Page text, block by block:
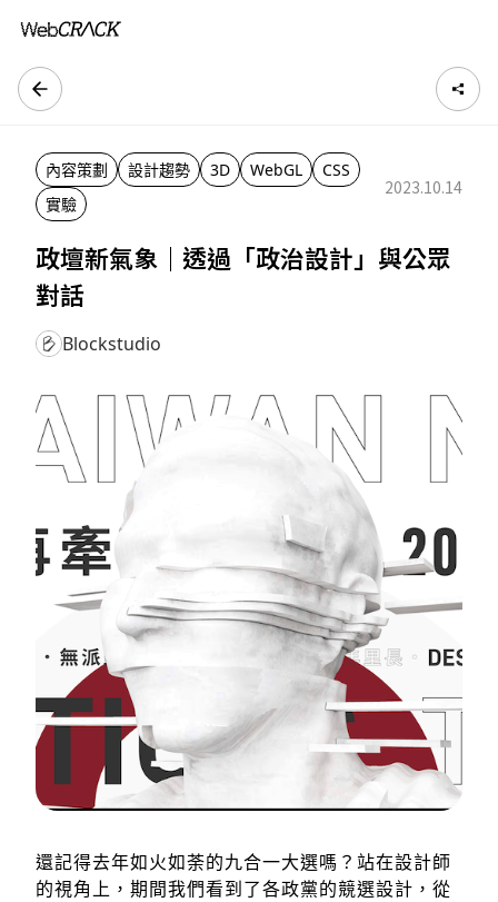
內容策劃 設計趨勢 3D WebGL
CSS
實驗
2023.10.14
政壇新氣象｜透過「政治設計」與公眾
對話
Blockstudio
還記得去年如火如荼的九合一大選嗎？站在設計師
的視角上，期間我們看到了各政黨的競選設計，從